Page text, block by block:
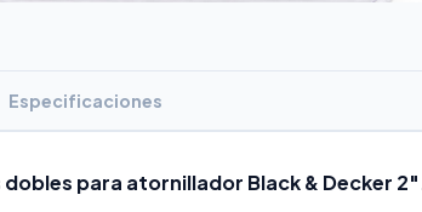
Especificaciones
dobles para atornillador Black & Decker